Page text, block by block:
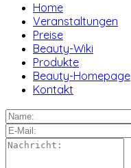
Home
Veranstaltungen
Preise
Beauty-Wiki
Produkte
Beauty-Homepage
Kontakt